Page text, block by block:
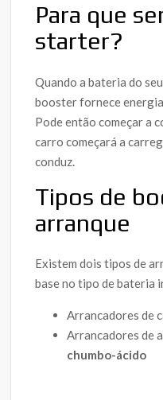
Para que
starter?
Quando a bateria do
booster fornece
Pode então começar a
carro começará a
conduz.
Tipos de
arranque
Existem dois tipos de
base no tipo de bateria
Arrancadores de
Arrancadores de
chumbo-ácido